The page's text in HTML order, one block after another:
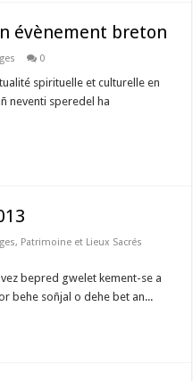
évènement breton
0
spirituelle et culturelle en
neventi speredel ha
, Patrimoine et Lieux Sacrés
bepred gwelet kement-se a
behe soñjal o dehe bet an...